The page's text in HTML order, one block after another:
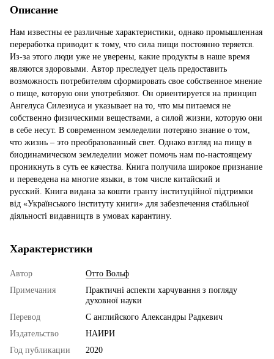
Описание
Нам известны ее различные характеристики, однако промышленная
переработка приводит к тому, что сила пищи постоянно теряется.
Из-за этого люди уже не уверены, какие продукты в наше время
являются здоровыми. Автор преследует цель предоставить
возможность потребителям сформировать свое собственное мнение
о пище, которую они употребляют. Он ориентируется на принцип
Ангелуса Силезиуса и указывает на то, что мы питаемся не
собственно физическими веществами, а силой жизни, которую они
в себе несут. В современном земледелии потеряно знание о том,
что жизнь – это преобразованный свет. Однако взгляд на пищу в
биодинамическом земледелии может помочь нам по-настоящему
проникнуть в суть ее качества. Книга получила широкое признание
и переведена на многие языки, в том числе китайский и
русский. Книга видана за кошти гранту інституційної підтримки
від «Українського інституту книги» для забезпечення стабільної
діяльності видавництв в умовах карантину.
Характеристики
Автор
Отто Вольф
Примечания
Практичні аспекти харчування з погляду
духовної науки
Перевод
С английского Александры Радкевич
Издательство
НАИРИ
Год публикации
2020